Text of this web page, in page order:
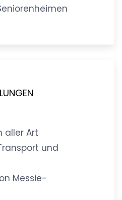
aller Art
und
Messie-